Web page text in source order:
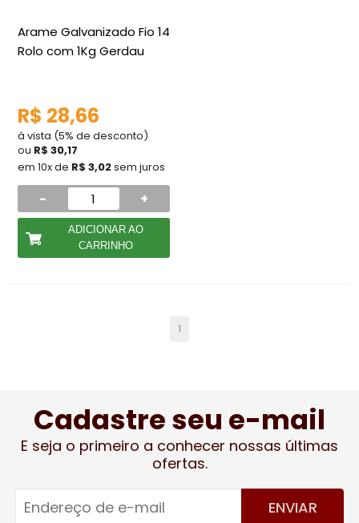
Arame Galvanizado Fio 14
Rolo com 1Kg Gerdau
R$ 28,66
à vista (5% de desconto)
ou R$ 30,17
em 10x de R$ 3,02sem juros
- +
ADICIONAR AO
CARRINHO
1
Cadastre seu e-mail
E seja o primeiro a conhecer nossas últimas
ofertas.
ENVIAR